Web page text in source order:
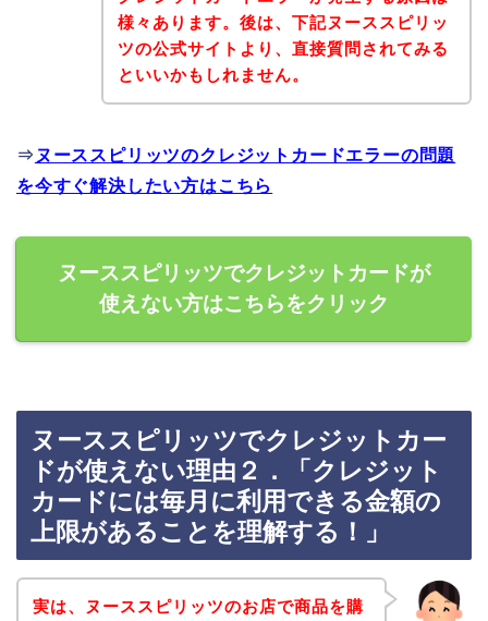
様々あります。後は、下記ヌーススピリッ
ツの公式サイトより、直接質問されてみる
といいかもしれません。
⇒ ヌーススピリッツのクレジットカードエラーの問題
を今すぐ解決したい方はこちら
ヌーススピリッツでクレジットカードが
使えない方はこちらをクリック
ヌーススピリッツでクレジットカー
ドが使えない理由２．「クレジット
カードには毎月に利用できる金額の
上限があることを理解する！」
実は、ヌーススピリッツのお店で商品を購